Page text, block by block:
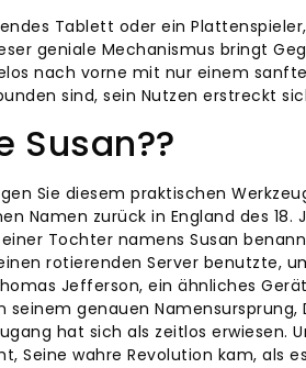
Tablett oder ein
geniale Mechanismus bringt
nach vorne mit nur einem
sind, sein Nutzen erstreckt
Susan??
Sie diesem praktischen
Namen zurück in England des 18.
Tochter namens Susan
rotierenden Server benutzte,
Jefferson, ein ähnliches
seinem genauen Namensursprung,
hat sich als zeitlos erwiesen.
Seine wahre Revolution kam, als